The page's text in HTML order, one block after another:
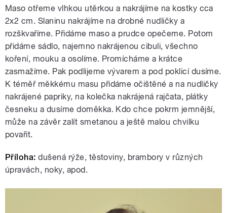
Maso otřeme vlhkou utěrkou a nakrájíme na kostky cca
2x2 cm. Slaninu nakrájíme na drobné nudličky a
rozškvaříme. Přidáme maso a prudce opečeme. Potom
přidáme sádlo, najemno nakrájenou cibuli, všechno
koření, mouku a osolíme. Promícháme a krátce
zasmažíme. Pak podlijeme vývarem a pod poklicí dusíme.
K téměř měkkému masu přidáme očištěné a na nudličky
nakrájené papriky, na kolečka nakrájená rajčata, plátky
česneku a dusíme doměkka. Kdo chce pokrm jemnější,
může na závěr zalít smetanou a ještě malou chvilku
povařit.
Příloha: dušená rýže, těstoviny, brambory v různých
úpravách, noky, apod.